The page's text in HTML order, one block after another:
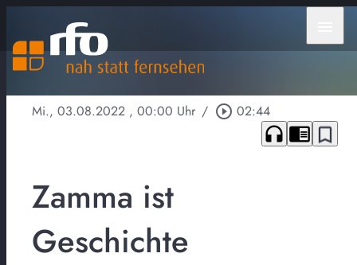
Mi., 03.08.2022 , 00:00 Uhr / play_circle_outline 02:44
headphones chrome_reader_mode bookmark_border
Zamma ist
Geschichte